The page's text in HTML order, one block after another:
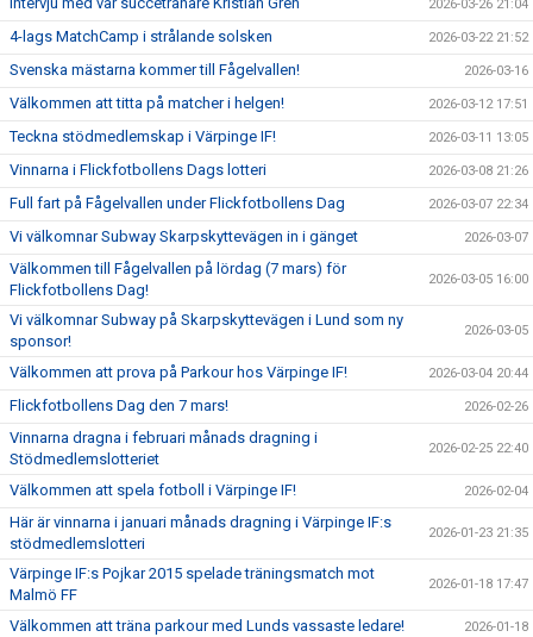
2026-03-26 21:04
4-lags MatchCamp i strålande solsken 2026-03-22 21:52
Svenska mästarna kommer till Fågelvallen! 2026-03-16
Välkommen att titta på matcher i helgen! 2026-03-12 17:51
Teckna stödmedlemskap i Värpinge IF! 2026-03-11 13:05
Vinnarna i Flickfotbollens Dags lotteri 2026-03-08 21:26
Full fart på Fågelvallen under Flickfotbollens Dag 2026-03-07 22:34
Vi välkomnar Subway Skarpskyttevägen in i gänget 2026-03-07
Välkommen till Fågelvallen på lördag (7 mars) för
Flickfotbollens Dag!
2026-03-05 16:00
Vi välkomnar Subway på Skarpskyttevägen i Lund som ny
sponsor!
2026-03-05
Välkommen att prova på Parkour hos Värpinge IF! 2026-03-04 20:44
Flickfotbollens Dag den 7 mars! 2026-02-26
Vinnarna dragna i februari månads dragning i
Stödmedlemslotteriet
2026-02-25 22:40
Välkommen att spela fotboll i Värpinge IF! 2026-02-04
Här är vinnarna i januari månads dragning i Värpinge IF:s
stödmedlemslotteri
2026-01-23 21:35
Värpinge IF:s Pojkar 2015 spelade träningsmatch mot
Malmö FF
2026-01-18 17:47
Välkommen att träna parkour med Lunds vassaste ledare! 2026-01-18